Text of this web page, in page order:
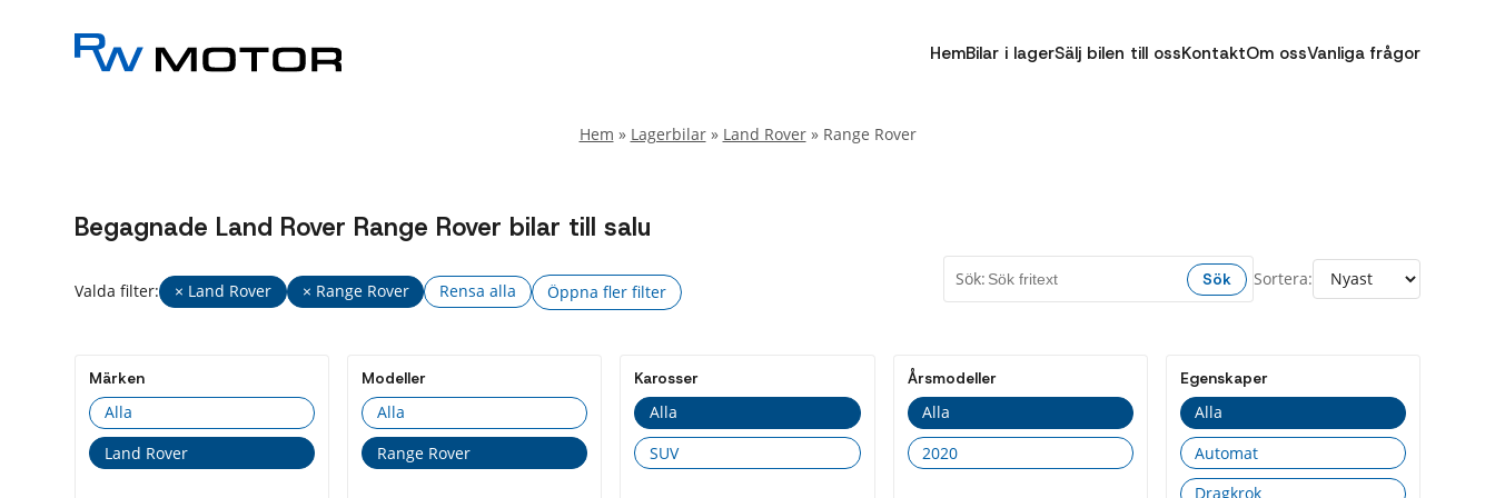
HemBilar i lagerSälj bilen till ossKontaktOm ossVanliga frågor
Hem » Lagerbilar» Land Rover» Range Rover
Begagnade Land Rover Range Rover bilar till salu
Valda filter: × Land Rover × Range Rover Rensa alla Öppna fler filter
Drivmedel
Alla
Sök: Sök Sortera:
Märken
Alla
Land Rover
Modeller
Alla
Range Rover
Karosser
Alla
SUV
Årsmodeller
Alla
2020
Egenskaper
Alla
Automat
Dragkrok